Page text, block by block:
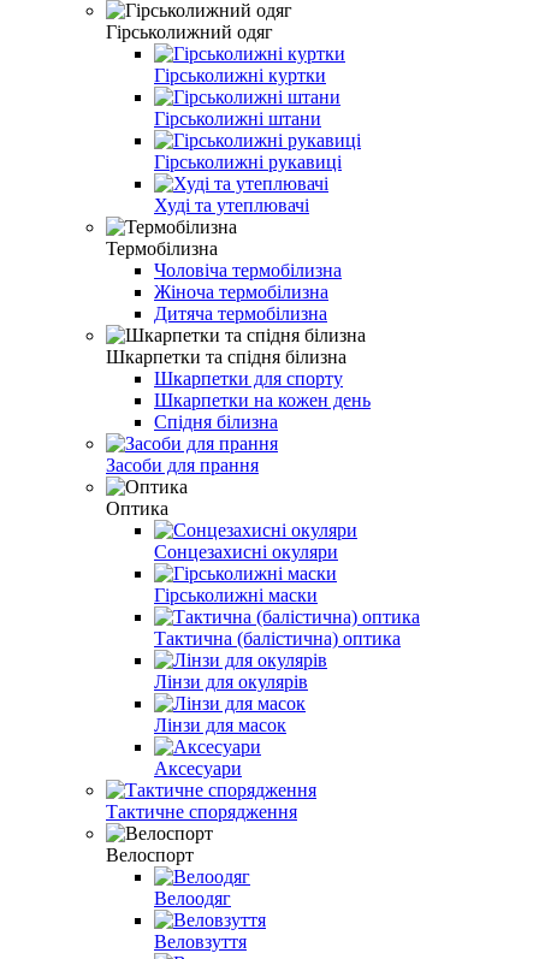
Гірськолижний одяг
Гірськолижні куртки
Гірськолижні штани
Гірськолижні рукавиці
Худі та утеплювачі
Термобілизна
Чоловіча термобілизна
Жіноча термобілизна
Дитяча термобілизна
Шкарпетки та спідня білизна
Шкарпетки для спорту
Шкарпетки на кожен день
Спідня білизна
Засоби для прання
Оптика
Сонцезахисні окуляри
Гірськолижні маски
Тактична (балістична) оптика
Лінзи для окулярів
Лінзи для масок
Аксесуари
Тактичне спорядження
Велоспорт
Велоодяг
Веловзуття